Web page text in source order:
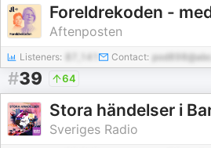
Aftenposten
Listeners: Contact:
#39 64
Stora händelser i
Sveriges Radio